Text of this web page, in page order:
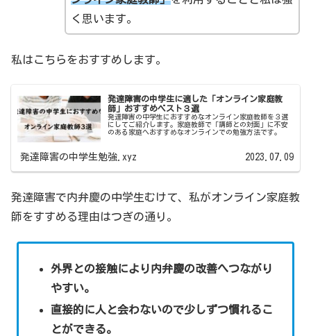
く思います。
私はこちらをおすすめします。
発達障害の中学生に適した「オンライン家庭教
師」おすすめベスト３選
発達障害の中学生におすすめなオンライン家庭教師を３選
にしてご紹介します。家庭教師で「講師との対面」に不安
のある家庭へおすすめなオンラインでの勉強方法です。
発達障害の中学生勉強.xyz 2023.07.09
発達障害で内弁慶の中学生むけて、私がオンライン家庭教
師をすすめる理由はつぎの通り。
外界との接触により内弁慶の改善へつながり
やすい。
直接的に人と会わないので少しずつ慣れるこ
とができる。